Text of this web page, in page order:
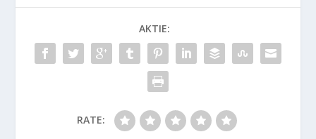
AKTIE:
RATE: